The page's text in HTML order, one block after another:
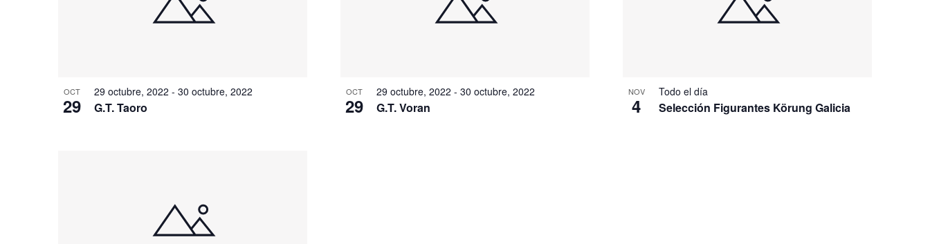
OCT
29
29 octubre, 2022 - 30 octubre, 2022
G.T. Taoro
OCT
29
29 octubre, 2022 - 30 octubre, 2022
G.T. Voran
NOV
4
Todo el día
Selección Figurantes Körung Galicia